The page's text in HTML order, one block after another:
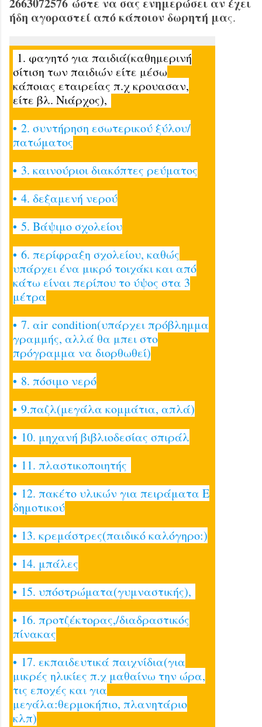
ήδη αγοραστεί από κάποιον δωρητή μας.
1. φαγητό για παιδιά(καθημερινή
σίτιση των παιδιών είτε μέσω
κάποιας εταιρείας π.χ κρουασαν,
είτε βλ. Νιάρχος),
• 2. συντήρηση εσωτερικού ξύλου/
πατώματος
• 3. καινούριοι διακόπτες ρεύματος
• 4. δεξαμενή νερού
• 5. Βάψιμο σχολείου
• 6. περίφραξη σχολείου, καθώς
υπάρχει ένα μικρό τοιχάκι και από
κάτω είναι περίπου το ύψος στα 3
μέτρα
• 7. αir condition(υπάρχει πρόβλημμα
γραμμής, αλλά θα μπει στο
πρόγραμμα να διορθωθεί)
• 8. πόσιμο νερό
• 9.παζλ(μεγάλα κομμάτια, απλά)
• 10. μηχανή βιβλιοδεσίας σπιράλ
• 11. πλαστικοποιητής
• 12. πακέτο υλικών για πειράματα Ε
δημοτικού
• 13. κρεμάστρες(παιδικό καλόγηρο:)
• 14. μπάλες
• 15. υπόστρώματα(γυμναστικής),
• 16. προτζέκτορας,/διαδραστικός
πίνακας
• 17. εκπαιδευτικά παιχνίδια(για
μικρές ηλικίες π.χ μαθαίνω την ώρα,
τις εποχές και για
μεγάλα:θερμοκήπιο, πλανητάριο
κλπ)